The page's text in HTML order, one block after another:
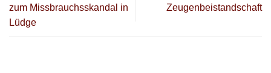
zum Missbrauchsskandal in
Lüdge
Zeugenbeistandschaft